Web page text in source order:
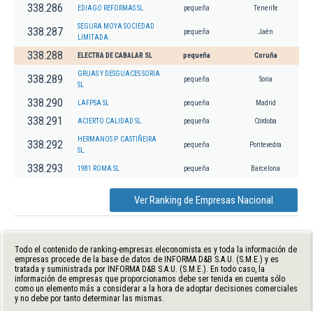
338.286 EDIAGO REFORMAS SL. pequeña Tenerife
338.287
SEGURA MOYA SOCIEDAD
LIMITADA.
pequeña Jaén
338.288 ELECTRA DE CABALAR SL pequeña Coruña
338.289
GRUAS Y DESGUACES SORIA
SL
pequeña Soria
338.290 LAFPSA SL pequeña Madrid
338.291 ACIERTO CALIDAD SL. pequeña Córdoba
338.292
HERMANOS P. CASTIÑEIRA
SL.
pequeña Pontevedra
338.293 1981 ROMA SL pequeña Barcelona
Ver Ranking de Empresas Nacional
Todo el contenido de ranking-empresas.eleconomista.es y toda la información de
empresas procede de la base de datos de INFORMA D&B S.A.U. (S.M.E.) y es
tratada y suministrada por INFORMA D&B S.A.U. (S.M.E.). En todo caso, la
información de empresas que proporcionamos debe ser tenida en cuenta sólo
como un elemento más a considerar a la hora de adoptar decisiones comerciales
y no debe por tanto determinar las mismas.